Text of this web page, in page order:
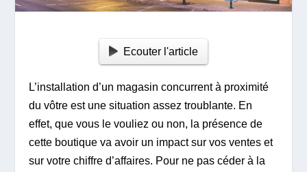
Ecouter l'article
L’installation d’un magasin concurrent à proximité
du vôtre est une situation assez troublante. En
effet, que vous le vouliez ou non, la présence de
cette boutique va avoir un impact sur vos ventes et
sur votre chiffre d’affaires. Pour ne pas céder à la